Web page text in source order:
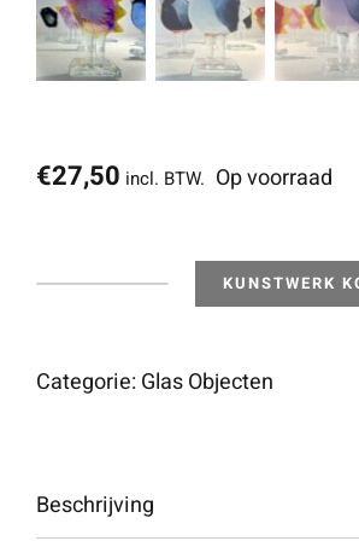
€27,50 incl. BTW. Op voorraad
&
KUNSTWERK
Categorie:Glas Objecten
Beschrijving